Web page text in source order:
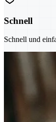
Schnell
Schnell und